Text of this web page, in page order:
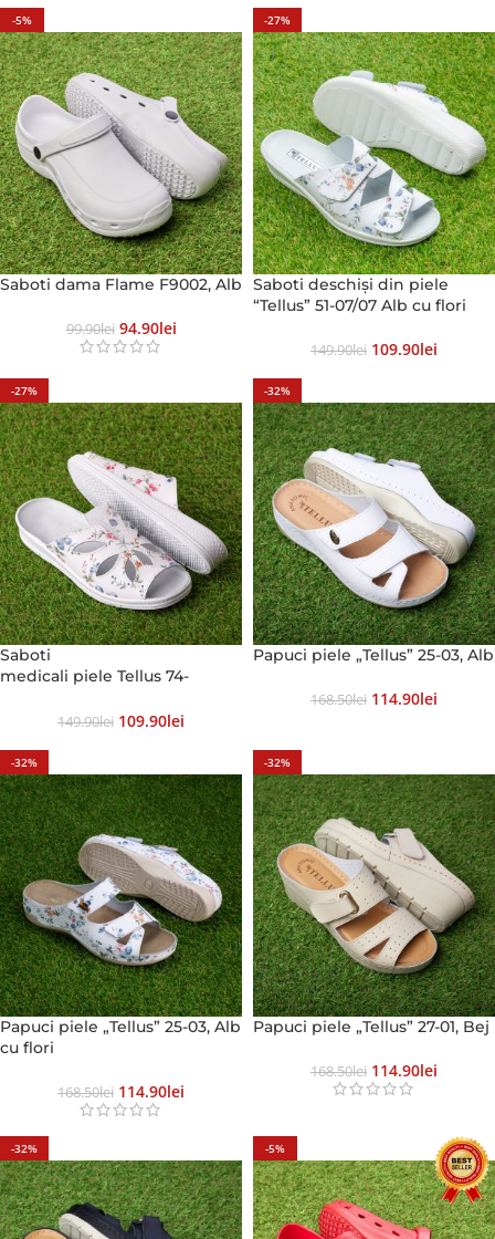
-5%
Saboti dama Flame F9002, Alb
99.90Lei 94.90Lei
-27%
Saboti deschiși din piele
“Tellus” 51-07/07 Alb cu flori
149.90Lei 109.90Lei
-27%
Saboti
medicali piele Tellus 74-
149.90Lei 109.90Lei
-32%
Papuci piele „Tellus” 25-03, Alb
168.50Lei 114.90Lei
-32%
Papuci piele „Tellus” 25-03, Alb
cu flori
168.50Lei 114.90Lei
-32%
Papuci piele „Tellus” 27-01, Bej
168.50Lei 114.90Lei
-32% -5%